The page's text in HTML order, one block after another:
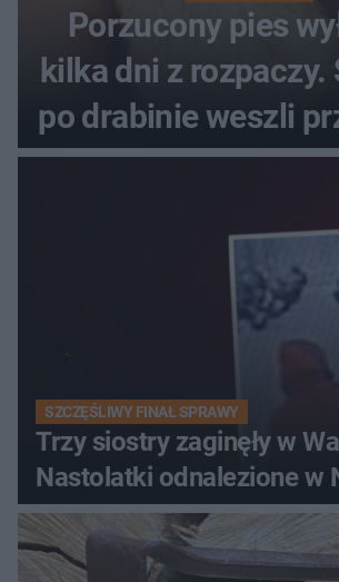
Porzucony pies
kilka dni z rozpaczy.
po drabinie weszli
SZCZĘŚLIWY FINAŁ SPRAWY
Trzy siostry zaginęły w
Nastolatki odnalezione w